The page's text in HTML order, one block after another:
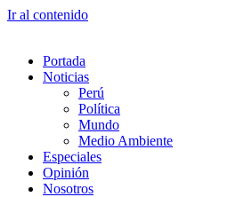
Ir al contenido
Portada
Noticias
Perú
Política
Mundo
Medio Ambiente
Especiales
Opinión
Nosotros